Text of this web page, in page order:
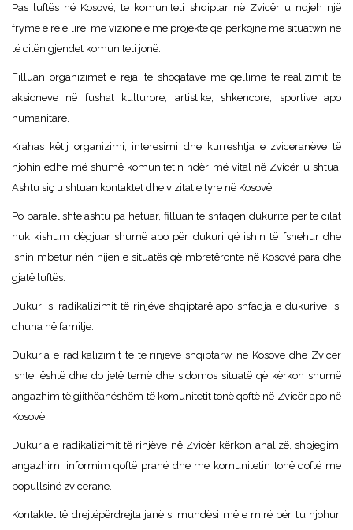
Pas luftës në Kosovë, te komuniteti shqiptar në Zvicër u ndjeh një
frymë e re e lirë, me vizione e me projekte që përkojnë me situatwn në
të cilën gjendet komuniteti jonë.
Filluan organizimet e reja, të shoqatave me qëllime të realizimit të
aksioneve në fushat kulturore, artistike, shkencore, sportive apo
humanitare.
Krahas këtij organizimi, interesimi dhe kurreshtja e zviceranëve të
njohin edhe më shumë komunitetin ndër më vital në Zvicër u shtua.
Ashtu siç u shtuan kontaktet dhe vizitat e tyre në Kosovë.
Po paralelishtë ashtu pa hetuar, filluan të shfaqen dukuritë për të cilat
nuk kishum dëgjuar shumë apo për dukuri që ishin të fshehur dhe
ishin mbetur nën hijen e situatës që mbretëronte në Kosovë para dhe
gjatë luftës.
Dukuri si radikalizimit të rinjëve shqiptarë apo shfaqja e dukurive si
dhuna në familje.
Dukuria e radikalizimit të të rinjëve shqiptarw në Kosovë dhe Zvicër
ishte, është dhe do jetë temë dhe sidomos situatë që kërkon shumë
angazhim të gjithëanëshëm të komunitetit tonë qoftë në Zvicër apo në
Kosovë.
Dukuria e radikalizimit të rinjëve në Zvicër kërkon analizë, shpjegim,
angazhim, informim qoftë pranë dhe me komunitetin tonë qoftë me
popullsinë zvicerane.
Kontaktet të drejtëpërdrejta janë si mundësi më e mirë për t’u njohur.